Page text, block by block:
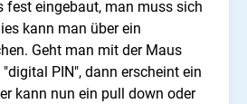
fest eingebaut, man muss sich
kann man über ein
Geht man mit der Maus
PIN", dann erscheint ein
kann nun ein pull down oder